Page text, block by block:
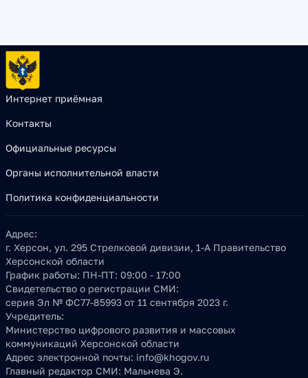
Интернет приёмная
Контакты
Официальные ресурсы
Органы исполнительной власти
Политика конфиденциальности
Адрес:
г. Херсон, ул. 295 Стрелковой дивизии, 1-А Правительство
Херсонской области
График работы: ПН-ПТ: 09:00 - 17:00
Свидетельство о регистрации СМИ:
серия Эл № ФС77-85993 от 11 сентября 2023 г.
Учредитель:
Министерство цифрового развития и массовых
коммуникаций Херсонской области
Адрес электронной почты: info@khogov.ru
Главный редактор СМИ: Мальнева Э.